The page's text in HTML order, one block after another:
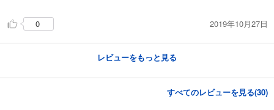
0 2019年10月27日
レビューをもっと見る
すべてのレビューを見る(30)